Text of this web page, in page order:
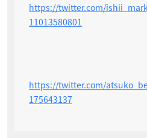
https://twitter.com/
11013580801
https://twitter.com/
175643137